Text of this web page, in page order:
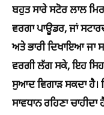
ਬਹੁਤ ਸਾਰੇ ਸਟੋਰ ਲਾਲ
ਵਰਗਾ ਪਾਊਡਰ, ਜਾਂ
ਅਤੇ ਭਾਰੀ ਦਿਖਾਇਆ ਜਾ
ਵਰਗੀ ਲੱਗ ਸਕੇ, ਇਹ
ਸੁਆਦ ਵਿਗਾੜ ਸਕਦਾ ਹੈ।
ਸਾਵਧਾਨ ਰਹਿਣਾ ਚਾਹੀਦਾ